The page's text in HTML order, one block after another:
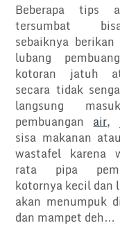
Beberapa tips
tersumbat
sebaiknya
lubang
kotoran jatuh
secara tidak
langsung
pembuangan air,
sisa makanan
wastafel karena
rata pipa
kotornya kecil dan
akan menumpuk
dan mampet deh…